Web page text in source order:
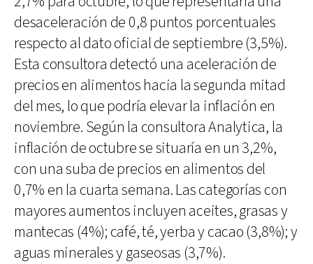
desaceleración de 0,8 puntos porcentuales
respecto al dato oficial de septiembre (3,5%).
Esta consultora detectó una aceleración de
precios en alimentos hacia la segunda mitad
del mes, lo que podría elevar la inflación en
noviembre. Según la consultora Analytica, la
inflación de octubre se situaría en un 3,2%,
con una suba de precios en alimentos del
0,7% en la cuarta semana. Las categorías con
mayores aumentos incluyen aceites, grasas y
mantecas (4%); café, té, yerba y cacao (3,8%); y
aguas minerales y gaseosas (3,7%).